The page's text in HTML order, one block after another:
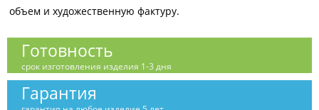
объем и художественную фактуру.
Готовность
срок изготовления изделия 1-3 дня
Гарантия